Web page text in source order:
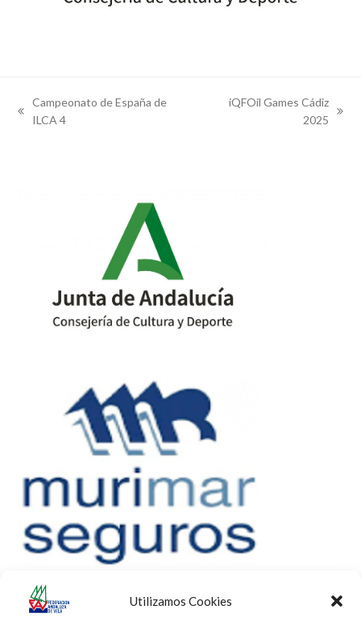
Utilizamos Cookies
previous
Campeonato de España de
ILCA 4
iQFOil Games Cádiz
2025